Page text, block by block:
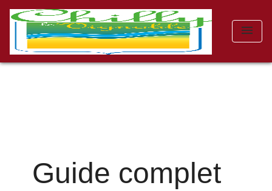
menu
Guide complet